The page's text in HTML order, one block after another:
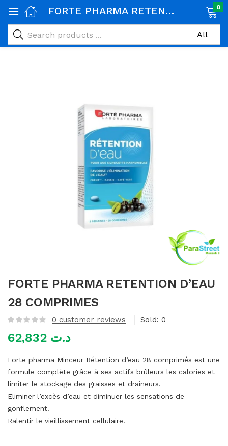
alimentaires)
FORTE PHARMA RETENTION D’EAU 28 COMPRIMES 0
FORTE PHARMA RETENTION D’EAU
28 COMPRIMES
0 customer reviews Sold: 0
د.ت
Forte pharma Minceur Rétention d’eau 28 comprimés est une
formule complète grâce à ses actifs brûleurs les calories et
limiter le stockage des graisses et draineurs.
Eliminer l’excès d’eau et diminuer les sensations de
gonflement.
Ralentir le vieillissement cellulaire.